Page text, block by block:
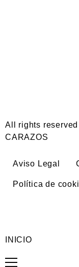
All rights
CARAZOS
Aviso Legal
Política de
INICIO